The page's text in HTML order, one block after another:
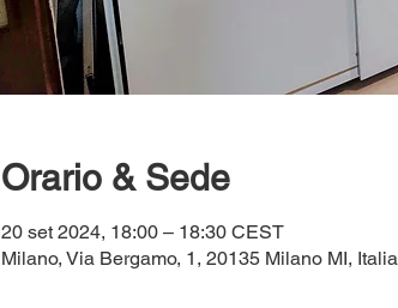
Orario & Sede
20 set 2024, 18:00 – 18:30 CEST
Milano, Via Bergamo, 1, 20135 Milano MI, Italia